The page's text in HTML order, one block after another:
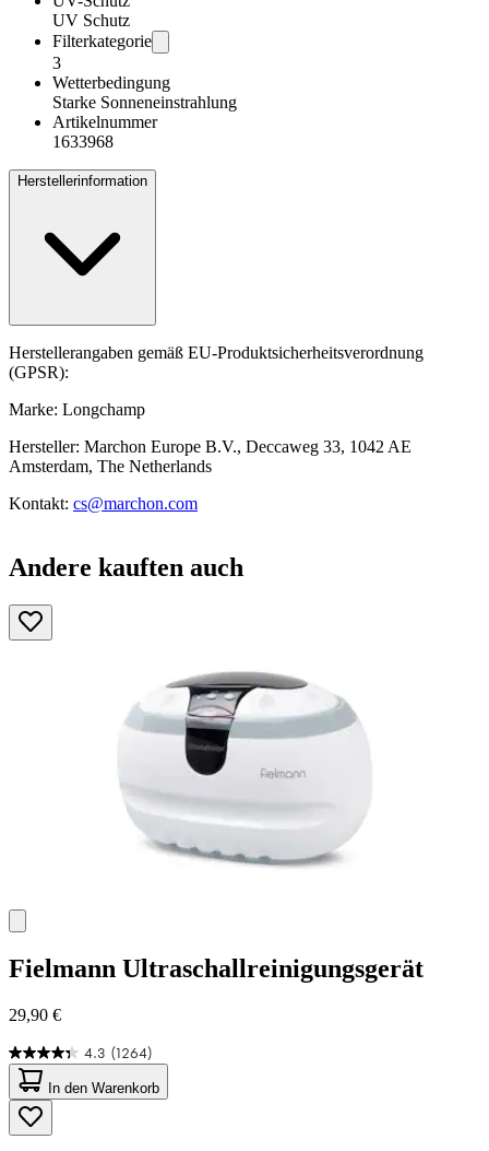
UV Schutz
Filterkategorie
3
Wetterbedingung
Starke Sonneneinstrahlung
Artikelnummer
1633968
Herstellerinformation
Herstellerangaben gemäß EU-Produktsicherheitsverordnung
(GPSR):
Marke: Longchamp
Hersteller: Marchon Europe B.V., Deccaweg 33, 1042 AE
Amsterdam, The Netherlands
Kontakt: cs@marchon.com
Andere kauften auch
Fielmann Ultraschallreinigungsgerät
29,90 €
4.3 (1264)
4.3
von
5
Sternen.
1264
In den Warenkorb